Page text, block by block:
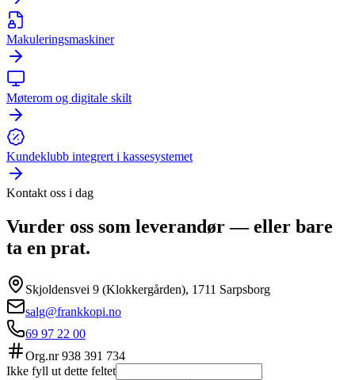
Makuleringsmaskiner
Møterom og digitale skilt
Kundeklubb integrert i kassesystemet
Kontakt oss i dag
Vurder oss som leverandør — eller bare
ta en prat.
Skjoldensvei 9 (Klokkergården), 1711 Sarpsborg
salg@frankkopi.no
69 97 22 00
Org.nr938 391 734
Ikke fyll ut dette feltet